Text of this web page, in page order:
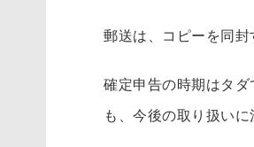
郵送は、コピーを同封
確定申告の時期はタ
も、今後の取り扱いに